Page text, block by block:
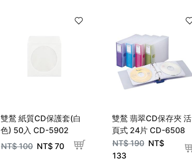
雙鶖 紙質CD保護套(白
色) 50入 CD-5902
NT$100 NT$70
雙鶖 翡翠CD保存夾 活
頁式 24片 CD-6508
NT$190 NT$
133